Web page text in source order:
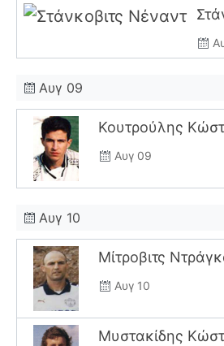
Αυγ 09
Κουτρούλης
Αυγ 09
Αυγ 10
Μίτροβιτς
Αυγ 10
Μυστακίδης